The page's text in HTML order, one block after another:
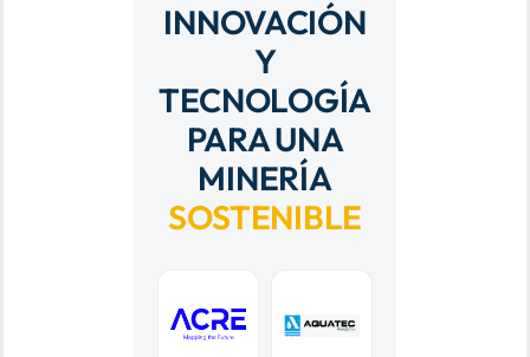
INNOVACIÓN
Y
TECNOLOGÍA
PARA UNA
MINERÍA
SOSTENIBLE